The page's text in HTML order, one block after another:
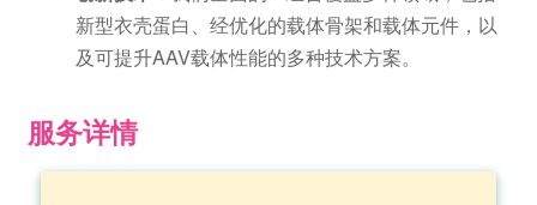
新型衣壳蛋白、经优化的载体骨架和载体元件，以
及可提升AAV载体性能的多种技术方案。
服务详情